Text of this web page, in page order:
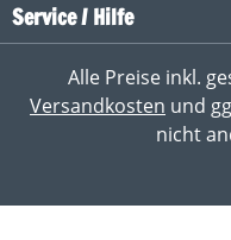
Service / Hilfe
Alle Preise inkl.
Versandkosten und
nicht